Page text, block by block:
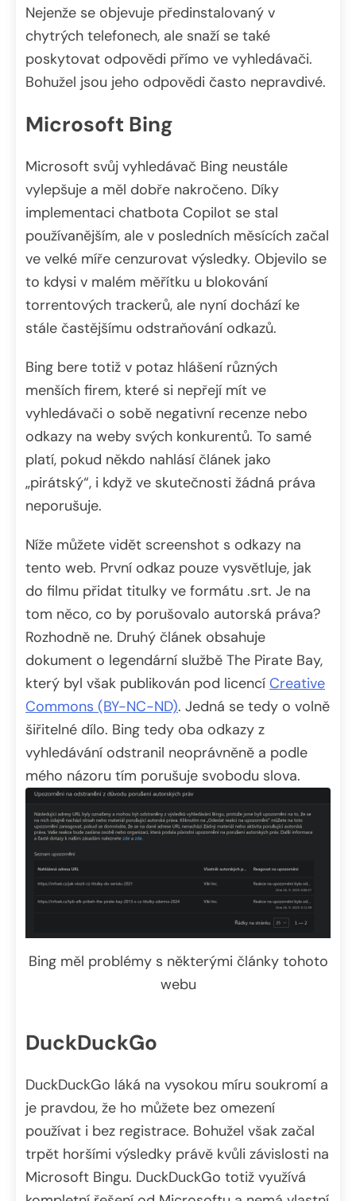
Nejenže se objevuje předinstalovaný v
chytrých telefonech, ale snaží se také
poskytovat odpovědi přímo ve vyhledávači.
Bohužel jsou jeho odpovědi často nepravdivé.
Microsoft Bing
Microsoft svůj vyhledávač Bing neustále
vylepšuje a měl dobře nakročeno. Díky
implementaci chatbota Copilot se stal
používanějším, ale v posledních měsících začal
ve velké míře cenzurovat výsledky. Objevilo se
to kdysi v malém měřítku u blokování
torrentových trackerů, ale nyní dochází ke
stále častějšímu odstraňování odkazů.
Bing bere totiž v potaz hlášení různých
menších firem, které si nepřejí mít ve
vyhledávači o sobě negativní recenze nebo
odkazy na weby svých konkurentů. To samé
platí, pokud někdo nahlásí článek jako
„pirátský“, i když ve skutečnosti žádná práva
neporušuje.
Níže můžete vidět screenshot s odkazy na
tento web. První odkaz pouze vysvětluje, jak
do filmu přidat titulky ve formátu .srt. Je na
tom něco, co by porušovalo autorská práva?
Rozhodně ne. Druhý článek obsahuje
dokument o legendární službě The Pirate Bay,
který byl však publikován pod licencí Creative
Commons (BY-NC-ND). Jedná se tedy o volně
šiřitelné dílo. Bing tedy oba odkazy z
vyhledávání odstranil neoprávněně a podle
mého názoru tím porušuje svobodu slova.
Bing měl problémy s některými články tohoto
webu
DuckDuckGo
DuckDuckGo láká na vysokou míru soukromí a
je pravdou, že ho můžete bez omezení
používat i bez registrace. Bohužel však začal
trpět horšími výsledky právě kvůli závislosti na
Microsoft Bingu. DuckDuckGo totiž využívá